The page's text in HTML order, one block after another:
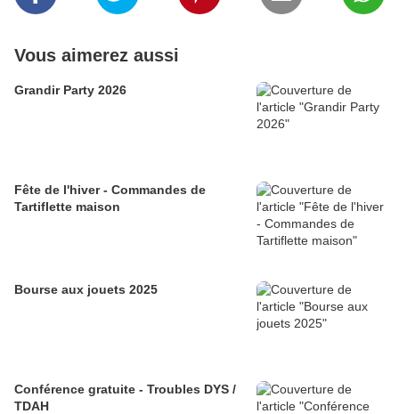
Vous aimerez aussi
Grandir Party 2026
Fête de l'hiver - Commandes de
Tartiflette maison
Bourse aux jouets 2025
Conférence gratuite - Troubles DYS /
TDAH